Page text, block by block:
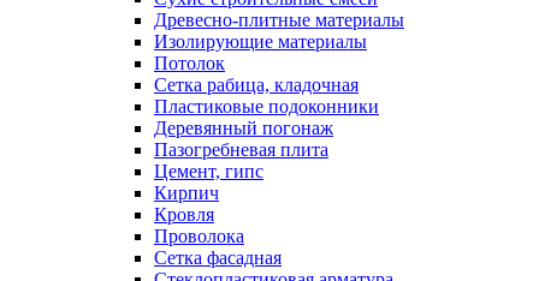
Древесно-плитные материалы
Изолирующие материалы
Потолок
Сетка рабица, кладочная
Пластиковые подоконники
Деревянный погонаж
Пазогребневая плита
Цемент, гипс
Кирпич
Кровля
Проволока
Сетка фасадная